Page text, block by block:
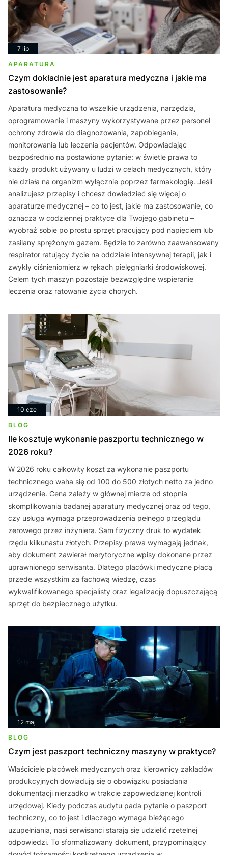
7 lip
APARATURA
Czym dokładnie jest aparatura medyczna i jakie ma
zastosowanie?
Aparatura medyczna to wszelkie urządzenia, narzędzia,
oprogramowanie i maszyny wykorzystywane przez personel
ochrony zdrowia do diagnozowania, zapobiegania,
monitorowania lub leczenia pacjentów. Odpowiadając
bezpośrednio na postawione pytanie: w świetle prawa to
każdy produkt używany u ludzi w celach medycznych, który
nie działa na organizm wyłącznie poprzez farmakologię. Jeśli
analizujesz przepisy i chcesz dowiedzieć się więcej o
aparaturze medycznej – co to jest, jakie ma zastosowanie, co
oznacza w codziennej praktyce dla Twojego gabinetu –
wyobraź sobie po prostu sprzęt pracujący pod napięciem lub
zasilany sprężonym gazem. Będzie to zarówno zaawansowany
respirator ratujący życie na oddziale intensywnej terapii, jak i
zwykły ciśnieniomierz w rękach pielęgniarki środowiskowej.
Celem tych maszyn pozostaje bezwzględne wspieranie
leczenia oraz ratowanie życia chorych.
10 cze
BLOG
Ile kosztuje wykonanie paszportu technicznego w
2026 roku?
W 2026 roku całkowity koszt za wykonanie paszportu
technicznego waha się od 100 do 500 złotych netto za jedno
urządzenie. Cena zależy w głównej mierze od stopnia
skomplikowania badanej aparatury medycznej oraz od tego,
czy usługa wymaga przeprowadzenia pełnego przeglądu
zerowego przez inżyniera. Sam fizyczny druk to wydatek
rzędu kilkunastu złotych. Przepisy prawa wymagają jednak,
aby dokument zawierał merytoryczne wpisy dokonane przez
uprawnionego serwisanta. Dlatego placówki medyczne płacą
przede wszystkim za fachową wiedzę, czas
wykwalifikowanego specjalisty oraz legalizację dopuszczającą
sprzęt do bezpiecznego użytku.
12 maj
BLOG
Czym jest paszport techniczny maszyny w praktyce?
Właściciele placówek medycznych oraz kierownicy zakładów
produkcyjnych dowiadują się o obowiązku posiadania
dokumentacji nierzadko w trakcie zapowiedzianej kontroli
urzędowej. Kiedy podczas audytu pada pytanie o paszport
techniczny, co to jest i dlaczego wymaga bieżącego
uzupełniania, nasi serwisanci starają się udzielić rzetelnej
odpowiedzi. To sformalizowany dokument, przypominający